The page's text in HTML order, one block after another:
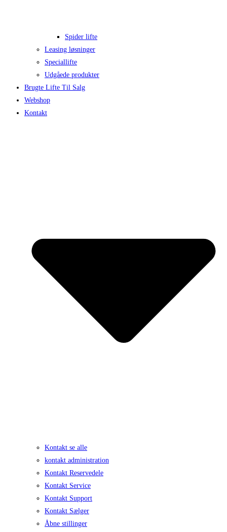
Spider lifte
Leasing løsninger
Speciallifte
Udgåede produkter
Brugte Lifte Til Salg
Webshop
Kontakt
Kontakt se alle
kontakt administration
Kontakt Reservedele
Kontakt Service
Kontakt Support
Kontakt Sælger
Åbne stillinger